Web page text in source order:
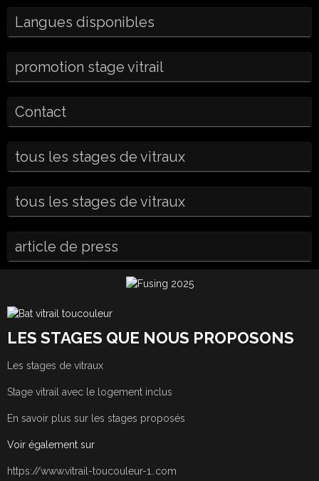
Langues disponibles
promotion stage vitrail
Contact
tous les stages de vitraux
tous les stages de vitraux
article de press
LES STAGES QUE NOUS PROPOSONS
Les stages de vitraux
Stage vitrail avec le logement inclus
En savoir plus sur les stages proposés
Voir également sur
https://www.vitrail-toucouleur-1..com